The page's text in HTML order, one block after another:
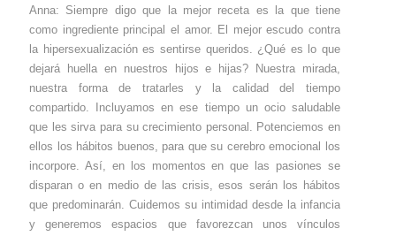
Anna: Siempre digo que la mejor receta es la que tiene
como ingrediente principal el amor. El mejor escudo contra
la hipersexualización es sentirse queridos. ¿Qué es lo que
dejará huella en nuestros hijos e hijas? Nuestra mirada,
nuestra forma de tratarles y la calidad del tiempo
compartido. Incluyamos en ese tiempo un ocio saludable
que les sirva para su crecimiento personal. Potenciemos en
ellos los hábitos buenos, para que su cerebro emocional los
incorpore. Así, en los momentos en que las pasiones se
disparan o en medio de las crisis, esos serán los hábitos
que predominarán. Cuidemos su intimidad desde la infancia
y generemos espacios que favorezcan unos vínculos